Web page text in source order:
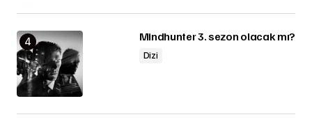
Mindhunter 3. sezon olacak mı?
Dizi